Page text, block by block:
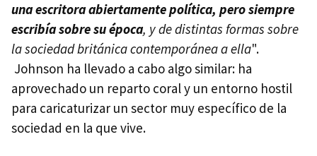
una escritora abiertamente política, pero siempre
escribía sobre su época, y de distintas formas sobre
la sociedad británica contemporánea a ella".
Johnson ha llevado a cabo algo similar: ha
aprovechado un reparto coral y un entorno hostil
para caricaturizar un sector muy específico de la
sociedad en la que vive.